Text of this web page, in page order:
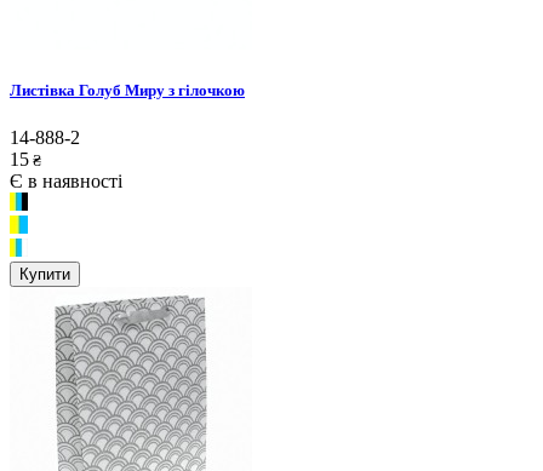
Листівка Голуб Миру з гілочкою
14-888-2
15 ₴
Є в наявності
Купити